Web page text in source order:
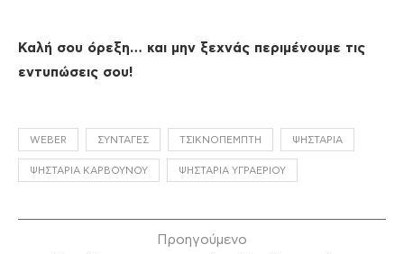
Καλή σου όρεξη… και μην ξεχνάς περιμένουμε τις
εντυπώσεις σου!
WEBER ΣΥΝΤΑΓΈΣ ΤΣΙΚΝΟΠΈΜΠΤΗ ΨΗΣΤΑΡΙΆ
ΨΗΣΤΑΡΙΆ ΚΆΡΒΟΥΝΟΥ ΨΗΣΤΑΡΙΆ ΥΓΡΑΕΡΊΟΥ
Προηγούμενο